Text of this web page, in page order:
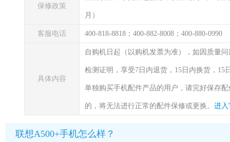
保修政策
月）
客服电话 400-818-8818；400-882-8008；400-880-0990
具体内容
自购机日起（以购机发票为准），如因质量
检测证明，享受7日内退货，15日内换货，
单独购买手机配件产品的用户，请完好保存
的，将无法进行正常的配件保修或更换。 进入
联想A500+手机怎么样？